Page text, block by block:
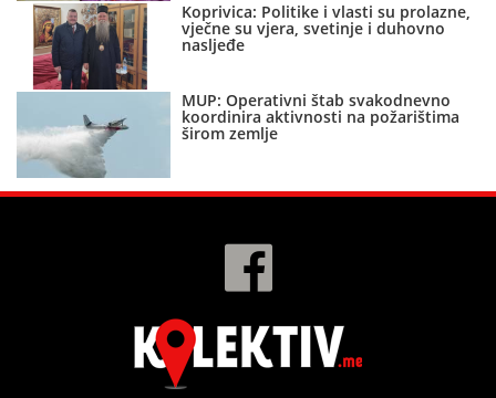
Koprivica: Politike i vlasti su prolazne,
vječne su vjera, svetinje i duhovno
nasljeđe
MUP: Operativni štab svakodnevno
koordinira aktivnosti na požarištima
širom zemlje